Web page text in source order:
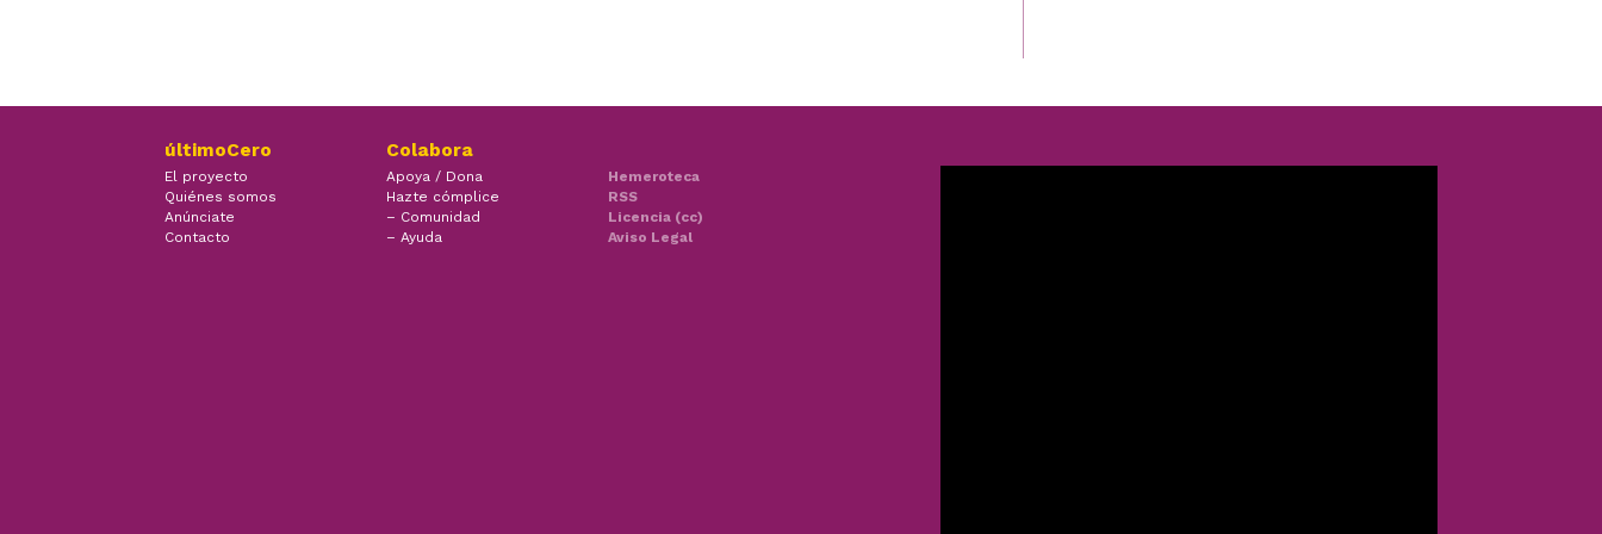
últimoCero
El proyecto
Quiénes somos
Anúnciate
Contacto
Colabora
Apoya / Dona
Hazte cómplice
– Comunidad
– Ayuda
Hemeroteca
RSS
Licencia (cc)
Aviso Legal